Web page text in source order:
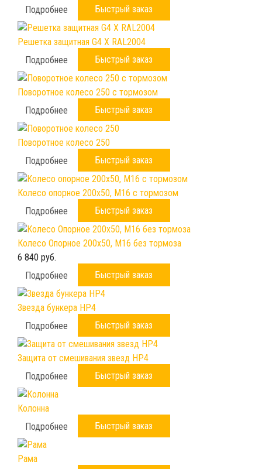
Подробнее
Быстрый заказ
Решетка защитная G4 X RAL2004
Подробнее
Быстрый заказ
Поворотное колесо 250 с тормозом
Подробнее
Быстрый заказ
Поворотное колесо 250
Подробнее
Быстрый заказ
Колесо опорное 200х50, М16 с тормозом
Подробнее
Быстрый заказ
Колесо Опорное 200х50, М16 без тормоза
6 840 руб.
Подробнее
Быстрый заказ
Звезда бункера HP4
Подробнее
Быстрый заказ
Защита от смешивания звезд HP4
Подробнее
Быстрый заказ
Колонна
Подробнее
Быстрый заказ
Рама